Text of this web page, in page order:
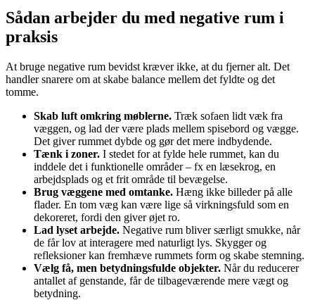
Sådan arbejder du med negative rum i
praksis
At bruge negative rum bevidst kræver ikke, at du fjerner alt. Det
handler snarere om at skabe balance mellem det fyldte og det
tomme.
Skab luft omkring møblerne. Træk sofaen lidt væk fra
væggen, og lad der være plads mellem spisebord og vægge.
Det giver rummet dybde og gør det mere indbydende.
Tænk i zoner. I stedet for at fylde hele rummet, kan du
inddele det i funktionelle områder – fx en læsekrog, en
arbejdsplads og et frit område til bevægelse.
Brug væggene med omtanke. Hæng ikke billeder på alle
flader. En tom væg kan være lige så virkningsfuld som en
dekoreret, fordi den giver øjet ro.
Lad lyset arbejde. Negative rum bliver særligt smukke, når
de får lov at interagere med naturligt lys. Skygger og
refleksioner kan fremhæve rummets form og skabe stemning.
Vælg få, men betydningsfulde objekter. Når du reducerer
antallet af genstande, får de tilbageværende mere vægt og
betydning.